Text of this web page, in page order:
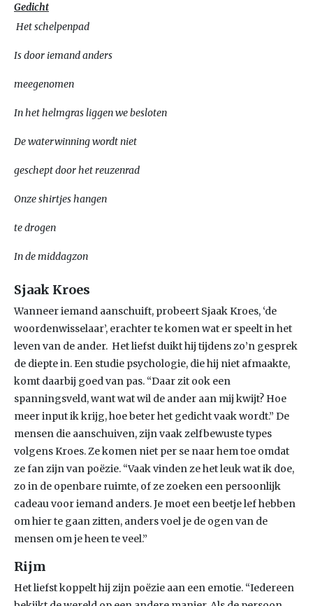
Gedicht
Het schelpenpad
Is door iemand anders
meegenomen
In het helmgras liggen we besloten
De waterwinning wordt niet
geschept door het reuzenrad
Onze shirtjes hangen
te drogen
In de middagzon
Sjaak Kroes
Wanneer iemand aanschuift, probeert Sjaak Kroes, ‘de
woordenwisselaar’, erachter te komen wat er speelt in het
leven van de ander. Het liefst duikt hij tijdens zo’n gesprek
de diepte in. Een studie psychologie, die hij niet afmaakte,
komt daarbij goed van pas. “Daar zit ook een
spanningsveld, want wat wil de ander aan mij kwijt? Hoe
meer input ik krijg, hoe beter het gedicht vaak wordt.” De
mensen die aanschuiven, zijn vaak zelfbewuste types
volgens Kroes. Ze komen niet per se naar hem toe omdat
ze fan zijn van poëzie. “Vaak vinden ze het leuk wat ik doe,
zo in de openbare ruimte, of ze zoeken een persoonlijk
cadeau voor iemand anders. Je moet een beetje lef hebben
om hier te gaan zitten, anders voel je de ogen van de
mensen om je heen te veel.”
Rijm
Het liefst koppelt hij zijn poëzie aan een emotie. “Iedereen